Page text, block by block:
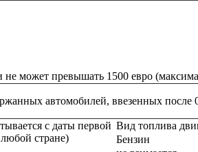
может превышать 1500 евро
автомобилей, ввезенных после
с даты первой
стране)
Вид топлива
Бензин